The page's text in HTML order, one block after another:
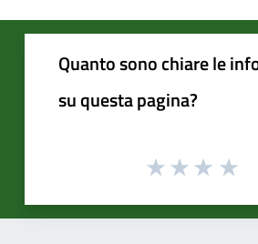
Quanto sono chiare le
su questa pagina?